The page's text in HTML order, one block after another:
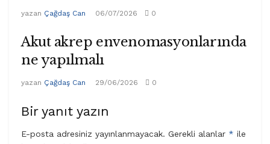
yazan Çağdaş Can 06/07/2026 0
Akut akrep envenomasyonlarında
ne yapılmalı
yazan Çağdaş Can 29/06/2026 0
Bir yanıt yazın
E-posta adresiniz yayınlanmayacak. Gerekli alanlar * ile